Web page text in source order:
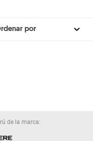
de la marca: